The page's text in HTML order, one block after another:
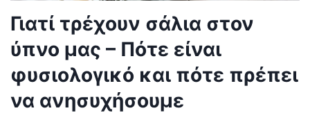
Γιατί τρέχουν σάλια στον
ύπνο μας – Πότε είναι
φυσιολογικό και πότε πρέπει
να ανησυχήσουμε